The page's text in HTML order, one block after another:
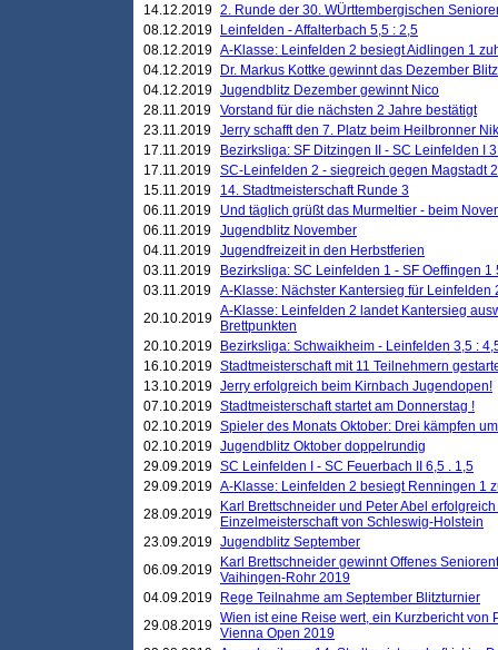
14.12.2019 2. Runde der 30. WÜrttembergischen
08.12.2019
Leinfelden - Affalterbach 5,5 : 2,5
08.12.2019 A-Klasse: Leinfelden 2 besiegt Aidlingen 1
04.12.2019
Dr. Markus Kottke gewinnt das Dezember
04.12.2019 Jugendblitz Dezember gewinnt Nico
28.11.2019 Vorstand für die nächsten 2 Jahre bestätigt
23.11.2019 Jerry schafft den 7. Platz beim Heilbronner
17.11.2019
Bezirksliga: SF Ditzingen II - SC Leinfelden I
17.11.2019 SC-Leinfelden 2 - siegreich gegen Magstadt 2
15.11.2019
14. Stadtmeisterschaft Runde 3
06.11.2019
Und täglich grüßt das Murmeltier - beim
06.11.2019 Jugendblitz November
04.11.2019 Jugendfreizeit in den Herbstferien
03.11.2019
Bezirksliga: SC Leinfelden 1 - SF Oeffingen 1
03.11.2019 A-Klasse: Nächster Kantersieg für Leinfelden
20.10.2019 A-Klasse: Leinfelden 2 landet Kantersieg
Brettpunkten
20.10.2019
Bezirksliga: Schwaikheim - Leinfelden 3,5 :
16.10.2019 Stadtmeisterschaft mit 11 Teilnehmern
13.10.2019 Jerry erfolgreich beim Kirnbach Jugendopen!
07.10.2019 Stadtmeisterschaft startet am Donnerstag !
02.10.2019 Spieler des Monats Oktober: Drei kämpfen
02.10.2019 Jugendblitz Oktober doppelrundig
29.09.2019 SC Leinfelden I - SC Feuerbach II 6,5 . 1,5
29.09.2019 A-Klasse: Leinfelden 2 besiegt Renningen 1
28.09.2019
Karl Brettschneider und Peter Abel
Einzelmeisterschaft von Schleswig-Holstein
23.09.2019 Jugendblitz September
06.09.2019
Karl Brettschneider gewinnt Offenes
Vaihingen-Rohr 2019
04.09.2019
Rege Teilnahme am September Blitzturnier
29.08.2019 Wien ist eine Reise wert, ein Kurzbericht von
Vienna Open 2019